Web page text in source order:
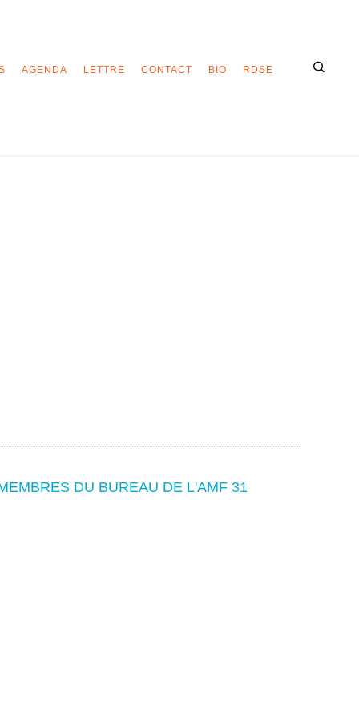
AGENDA LETTRE CONTACT BIO RDSE
DU BUREAU DE L'AMF 31